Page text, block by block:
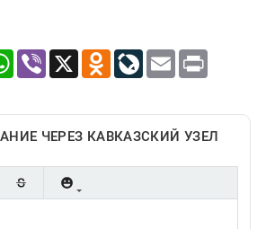
WhatsApp
Viber X Odnoklassniki
LiveJournal
Email Print
ЧЕРЕЗ КАВКАЗСКИЙ УЗЕЛ